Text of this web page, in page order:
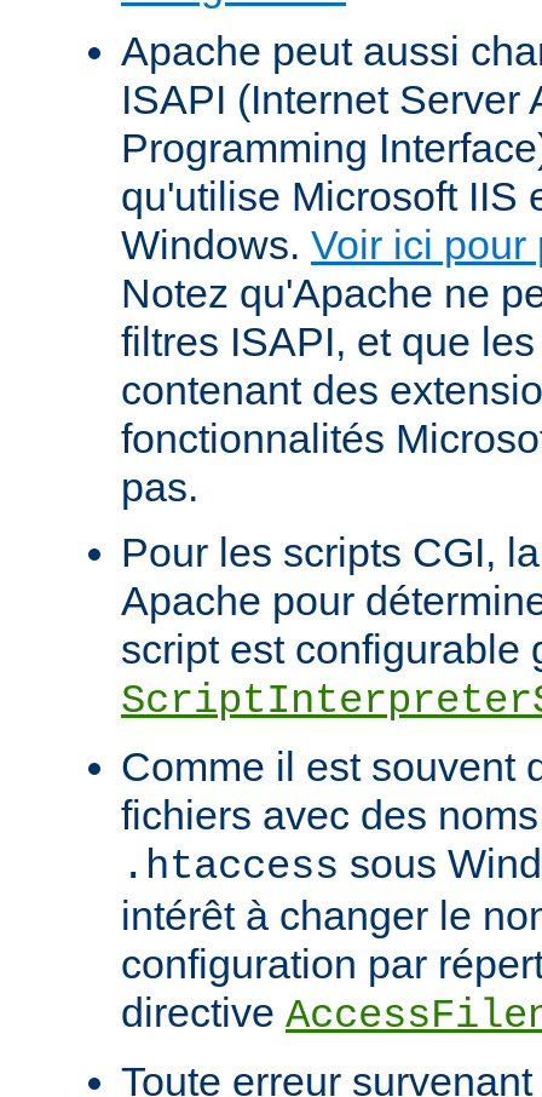
Apache peut aussi
ISAPI (Internet Server
Programming
qu'utilise Microsoft IIS
Windows. Voir ici pour
Notez qu'Apache ne
filtres ISAPI, et que
contenant des
fonctionnalités
pas.
Pour les scripts CGI,
Apache pour
script est configurable
Comme il est souvent
fichiers avec des
.htaccess sous
intérêt à changer le
configuration par
directive
Toute erreur